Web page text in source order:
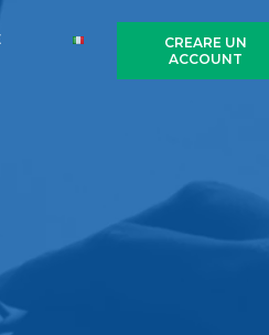
CREARE UN
ACCOUNT